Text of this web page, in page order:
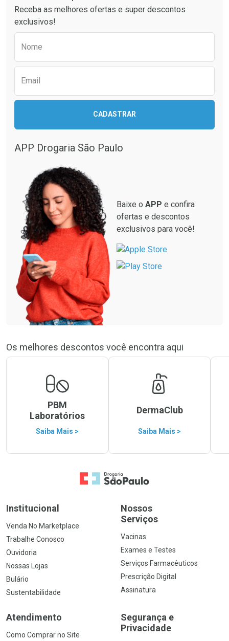
Comprar sem Desconto
Comprar sem Desconto
Por R$ 34,69/cada
Comprar sem Desconto
Comprar sem Desconto
Receba as melhores ofertas e super descontos
exclusivos!
Nome
Email
CADASTRAR
APP Drogaria São Paulo
Baixe o APP e confira
ofertas e descontos
exclusivos para você!
Os melhores descontos você encontra aqui
PBM
Laboratórios
Saiba Mais >
DermaClub
Saiba Mais >
Ir para a Home
Institucional
Venda No Marketplace
Trabalhe Conosco
Ouvidoria
Nossas Lojas
Bulário
Sustentabilidade
Nossos
Serviços
Vacinas
Exames e Testes
Serviços Farmacêuticos
Prescrição Digital
Assinatura
Atendimento
Como Comprar no Site
Segurança e
Privacidade